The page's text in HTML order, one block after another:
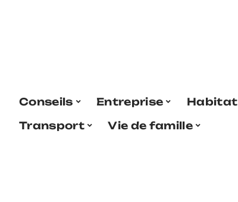
Conseils Entreprise Habitat
Transport
Vie de famille